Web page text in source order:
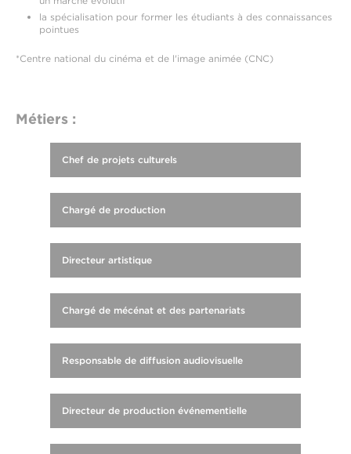
la spécialisation pour former les étudiants à des connaissances
pointues
*Centre national du cinéma et de l'image animée (CNC)
Métiers :
Chef de projets culturels
Chargé de production
Directeur artistique
Chargé de mécénat et des partenariats
Responsable de diffusion audiovisuelle
Directeur de production événementielle